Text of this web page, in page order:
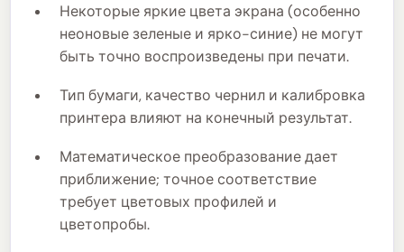
Некоторые яркие цвета экрана (особенно
неоновые зеленые и ярко-синие) не могут
быть точно воспроизведены при печати.
Тип бумаги, качество чернил и калибровка
принтера влияют на конечный результат.
Математическое преобразование дает
приближение; точное соответствие
требует цветовых профилей и
цветопробы.